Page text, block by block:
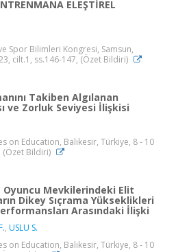
ELEŞTİREL
Spor Bilimleri Kongresi, Samsun,
cilt.1, ss.146-147, (Özet Bildiri)
Takiben Algılanan
ve Zorluk Seviyesi İlişkisi
on Education, Balıkesir, Türkiye, 8 - 10
(Özet Bildiri)
Oyuncu Mevkilerindeki Elit
Dikey Sıçrama Yükseklikleri
Arasındaki İlişki
, USLU S.
on Education, Balıkesir, Türkiye, 8 - 10